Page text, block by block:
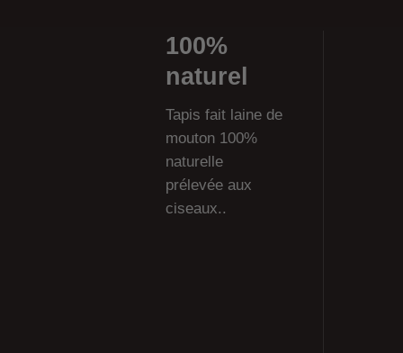
100%
naturel
Tapis fait laine de
mouton 100%
naturelle
prélevée aux
ciseaux..